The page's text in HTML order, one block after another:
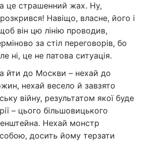
це страшенний жах. Ну,
Навіщо, власне, його і
він цю лінію проводив,
за стіл переговорів, бо
ні, це не патова ситуація.
йти до Москви – нехай до
нехай весело й завзято
війну, результатом якої буде
– цього більшовицького
Нехай монстр
досить йому терзати